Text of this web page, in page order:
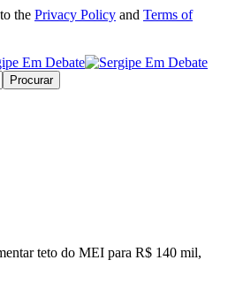
the Privacy Policy and Terms of
teto do MEI para R$ 140 mil,